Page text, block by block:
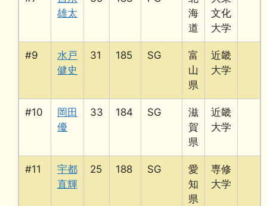
雄太
海
道
文化
大学
#9
水戸
健史
31 185 SG
富
山
県
近畿
大学
#10
岡田
優
33 184 SG
滋
賀
県
近畿
大学
#11
宇都
直輝
25 188 SG
愛
知
県
専修
大学